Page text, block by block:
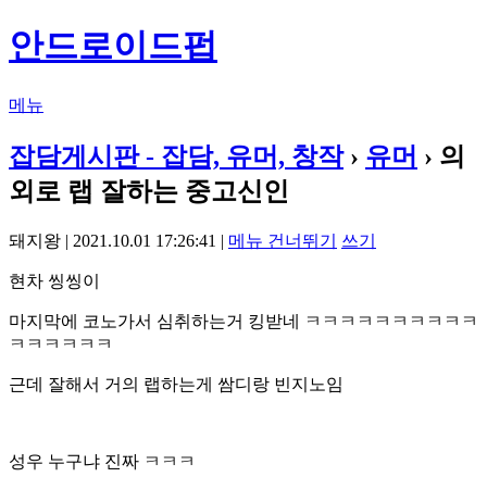
안드로이드펍
메뉴
잡담게시판 - 잡담, 유머, 창작› 유머 › 의
외로 랩 잘하는 중고신인
돼지왕 | 2021.10.01 17:26:41 | 메뉴 건너뛰기 쓰기
현차 씽씽이
마지막에 코노가서 심취하는거 킹받네 ㅋㅋㅋㅋㅋㅋㅋㅋㅋㅋ
ㅋㅋㅋㅋㅋㅋ
근데 잘해서 거의 랩하는게 쌈디랑 빈지노임
성우 누구냐 진짜 ㅋㅋㅋ